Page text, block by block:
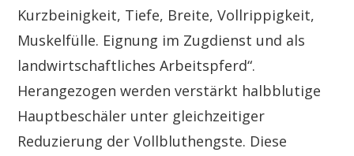
Kurzbeinigkeit, Tiefe, Breite, Vollrippigkeit,
Muskelfülle. Eignung im Zugdienst und als
landwirtschaftliches Arbeitspferd“.
Herangezogen werden verstärkt halbblutige
Hauptbeschäler unter gleichzeitiger
Reduzierung der Vollbluthengste. Diese